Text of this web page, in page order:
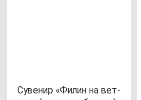
Суве­нир «Филин на вет­